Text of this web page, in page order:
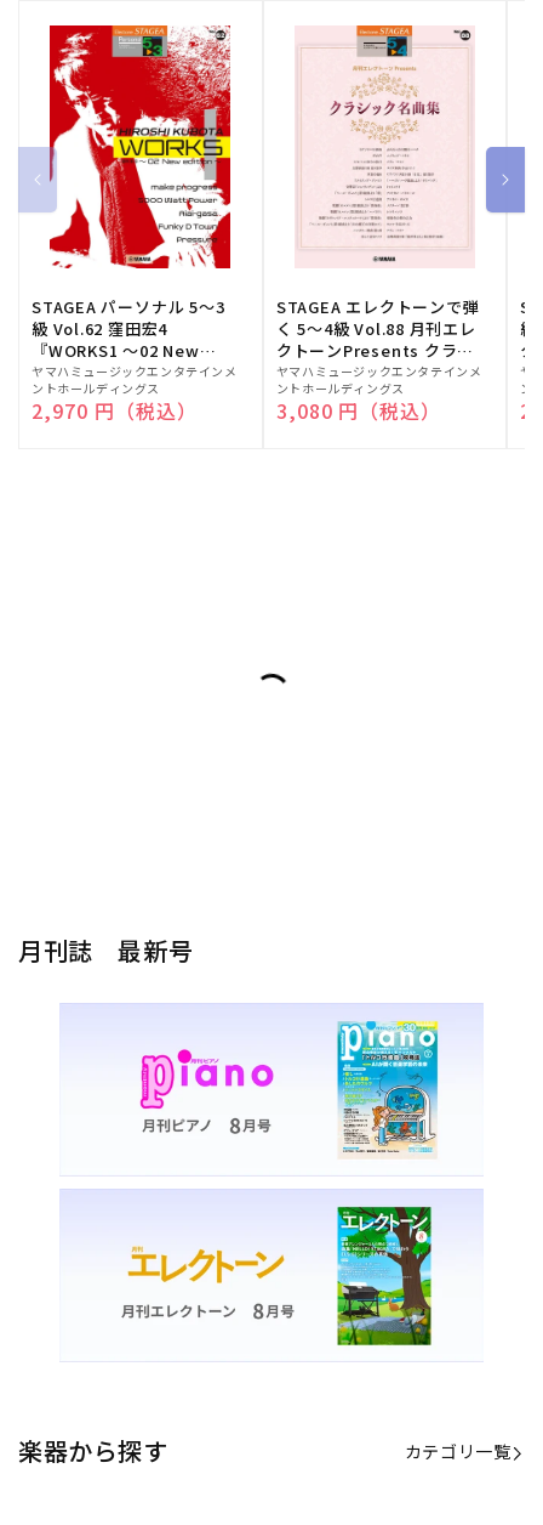
STAGEA パーソナル 5～3
級 Vol.62 窪田宏4
『WORKS1 ～02 New
edition～』
販
売
元:
ヤマハミュージックエンタテインメ
ントホールディングス
通常価格
2,970 円（税込）
STAGEA エレクトーンで弾
く 5～4級 Vol.88 月刊エレ
クトーンPresents クラシ
ック名曲集
販
売
元:
ヤマハミュージックエンタテインメ
ントホールディングス
通常価格
3,080 円（税込）
級
ク
販
売
元:
ヤ
ン
月刊誌 最新号
楽器から探す カテゴリ一覧